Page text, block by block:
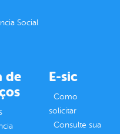
Social
de
E-sic
Como
solicitar
Consulte sua